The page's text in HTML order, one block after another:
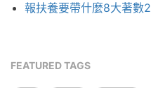
報扶養要帶什麼8大著數
FEATURED TAGS